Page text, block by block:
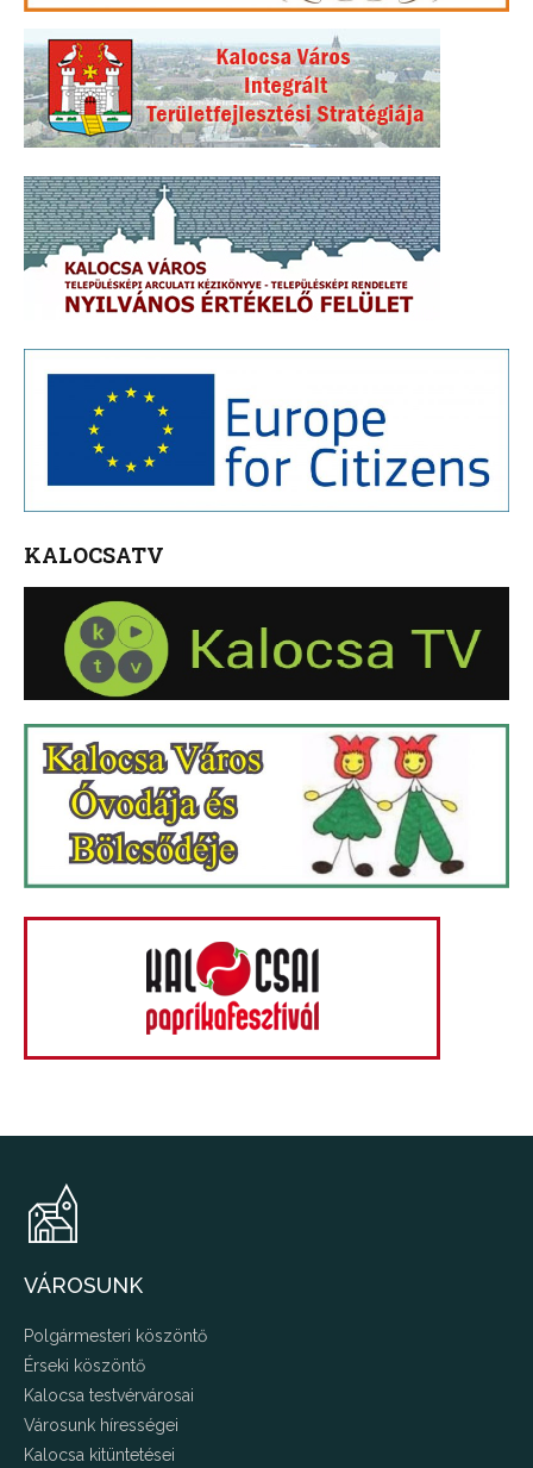
KALOCSATV
VÁROSUNK
Polgármesteri köszöntő
Érseki köszöntő
Kalocsa testvérvárosai
Városunk hírességei
Kalocsa kitüntetései